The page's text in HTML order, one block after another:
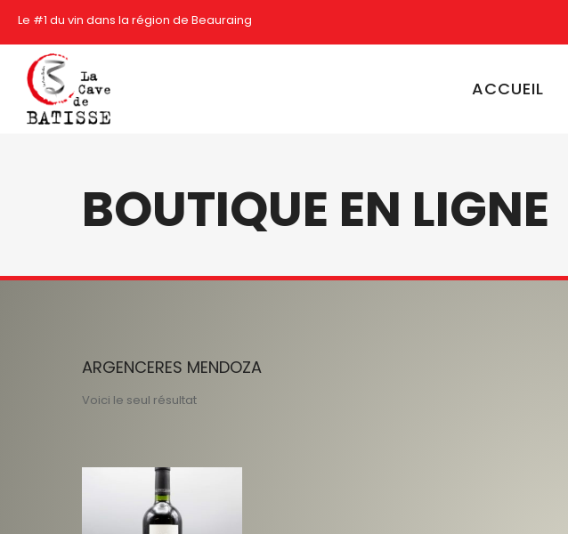
Le #1 du vin dans la région de Beauraing
ACCUEIL
BOUTIQUE EN LIGNE
ARGENCERES MENDOZA
Voici le seul résultat